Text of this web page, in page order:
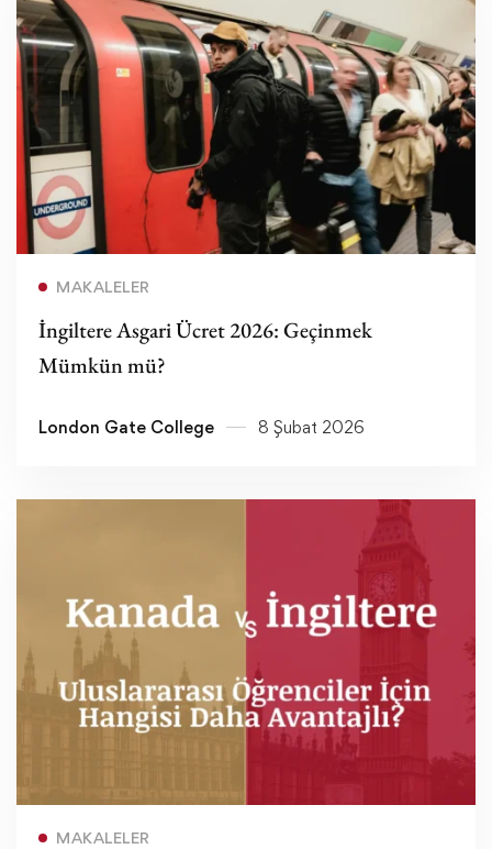
MAKALELER
İngiltere Asgari Ücret 2026: Geçinmek
Mümkün mü?
London Gate College 8 Şubat 2026
MAKALELER